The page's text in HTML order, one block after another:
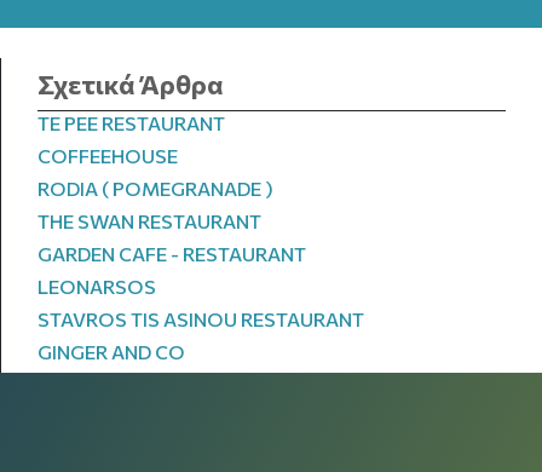
Σχετικά Άρθρα
TE PEE RESTAURANT
COFFEEHOUSE
RODIA ( POMEGRANADE )
THE SWAN RESTAURANT
GARDEN CAFE - RESTAURANT
LEONARSOS
STAVROS TIS ASINOU RESTAURANT
GINGER AND CO